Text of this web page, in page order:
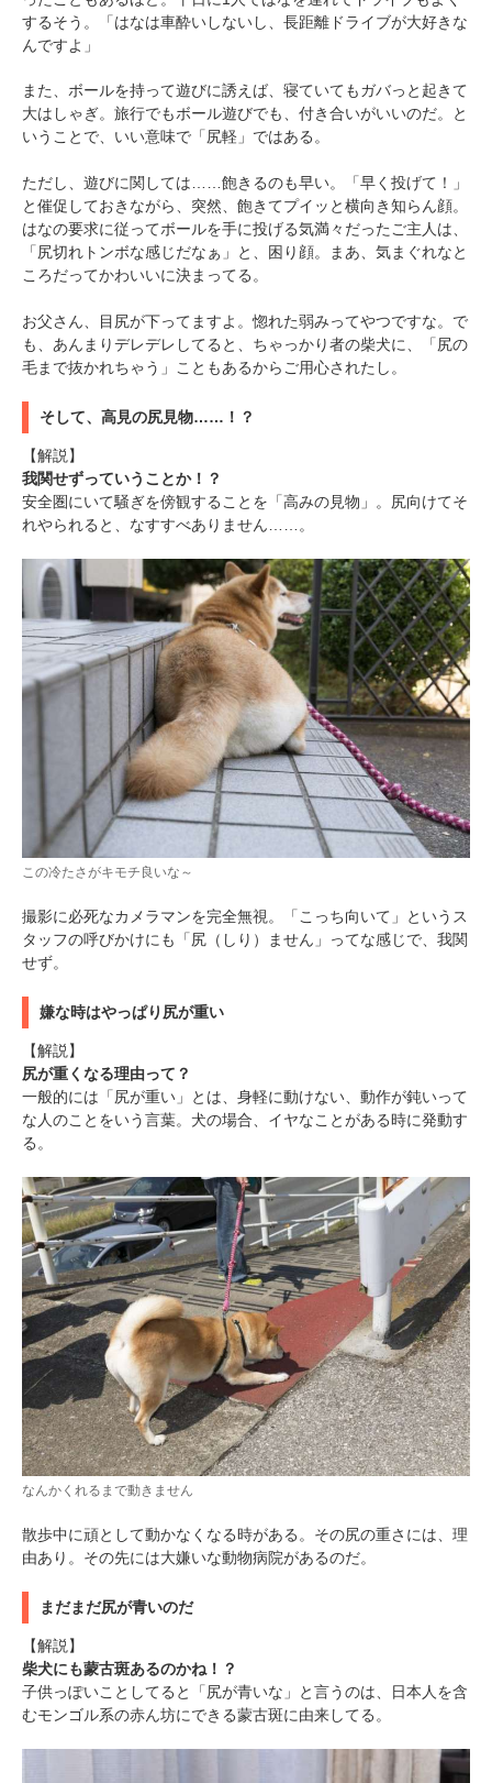
するそう。「はなは車酔いしないし、長距離ドライブが大好きな
んですよ」
また、ボールを持って遊びに誘えば、寝ていてもガバっと起きて
大はしゃぎ。旅行でもボール遊びでも、付き合いがいいのだ。と
いうことで、いい意味で「尻軽」ではある。
ただし、遊びに関しては……飽きるのも早い。「早く投げて！」
と催促しておきながら、突然、飽きてプイッと横向き知らん顔。
はなの要求に従ってボールを手に投げる気満々だったご主人は、
「尻切れトンボな感じだなぁ」と、困り顔。まあ、気まぐれなと
ころだってかわいいに決まってる。
お父さん、目尻が下ってますよ。惚れた弱みってやつですな。で
も、あんまりデレデレしてると、ちゃっかり者の柴犬に、「尻の
毛まで抜かれちゃう」こともあるからご用心されたし。
そして、高見の尻見物……！？
【解説】
我関せずっていうことか！？
安全圏にいて騒ぎを傍観することを「高みの見物」。尻向けてそ
れやられると、なすすべありません……。
この冷たさがキモチ良いな～
撮影に必死なカメラマンを完全無視。「こっち向いて」というス
タッフの呼びかけにも「尻（しり）ません」ってな感じで、我関
せず。
嫌な時はやっぱり尻が重い
【解説】
尻が重くなる理由って？
一般的には「尻が重い」とは、身軽に動けない、動作が鈍いって
な人のことをいう言葉。犬の場合、イヤなことがある時に発動す
る。
なんかくれるまで動きません
散歩中に頑として動かなくなる時がある。その尻の重さには、理
由あり。その先には大嫌いな動物病院があるのだ。
まだまだ尻が青いのだ
【解説】
柴犬にも蒙古斑あるのかね！？
子供っぽいことしてると「尻が青いな」と言うのは、日本人を含
むモンゴル系の赤ん坊にできる蒙古斑に由来してる。
いぬ部をフォロー
ねこ部をフォロー
アプリをダウンロードする